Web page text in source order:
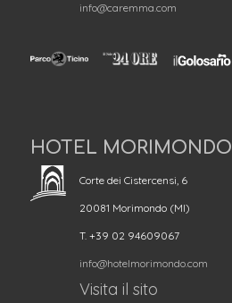
info@caremma.com
HOTEL MORIMONDO
Corte dei Cistercensi, 6
20081 Morimondo (MI)
T. +39 02 94609067
info@hotelmorimondo.com
Visita il sito